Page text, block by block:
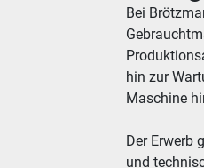
Bei
hin zur
Maschine
Der Erwerb
und